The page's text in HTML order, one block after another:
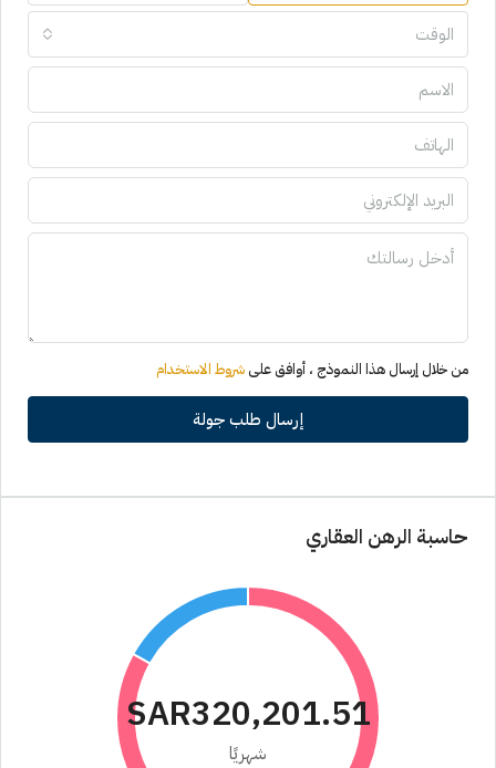
الوقت
من خلال إرسال هذا النموذج ، أوافق علىشروط الاستخدام
إرسال طلب جولة
حاسبة الرهن العقاري
SAR320,201.51
شهريًا